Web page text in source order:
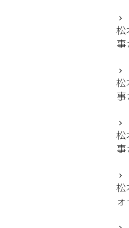
松
事
松
事
松
事
松